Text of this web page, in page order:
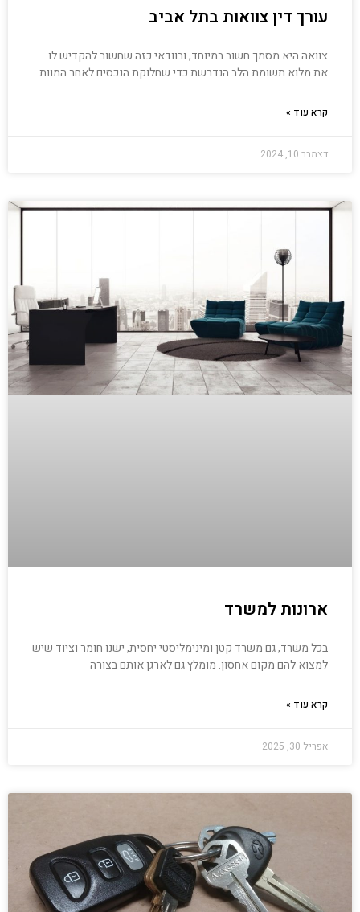
עורך דין צוואות בתל אביב
צוואה היא מסמך חשוב במיוחד, ובוודאי כזה שחשוב להקדיש לו
את מלוא תשומת הלב הנדרשת כדי שחלוקת הנכסים לאחר המוות
קרא עוד »
דצמבר 10, 2024
ארונות למשרד
בכל משרד, גם משרד קטן ומינימליסטי יחסית, ישנו חומר וציוד שיש
למצוא להם מקום אחסון. מומלץ גם לארגן אותם בצורה
קרא עוד »
אפריל 30, 2025